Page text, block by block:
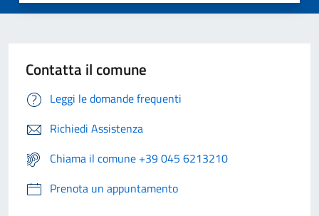
Contatta il comune
Leggi le domande frequenti
Richiedi Assistenza
Chiama il comune +39 045 6213210
Prenota un appuntamento